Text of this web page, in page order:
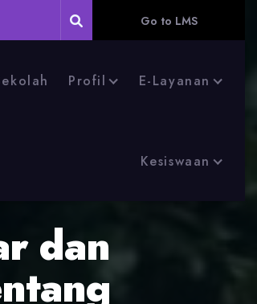
Go to LMS
Profil E-Layanan
Kesiswaan
dan